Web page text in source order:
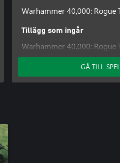
Warhammer 40,000: Rogue
Tillägg som ingår
Warhammer 40,000: Rogue
Pack
GÅ TILL SPEL